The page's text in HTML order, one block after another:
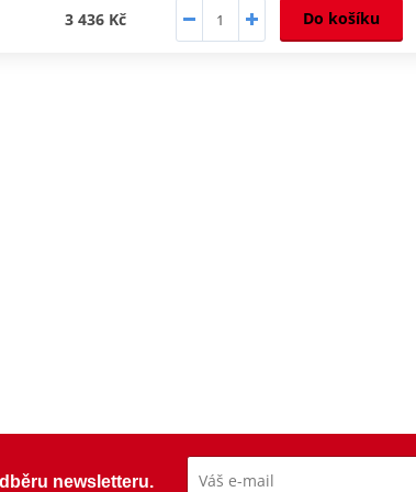
3 436 Kč Do košíku
newsletteru.